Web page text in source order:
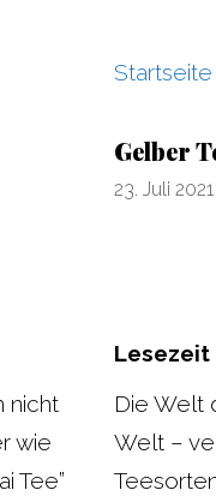
nicht
wie
Tee”
Startseite
Gelber
23. Juli 2021
Lesezeit
Die Welt
Welt –